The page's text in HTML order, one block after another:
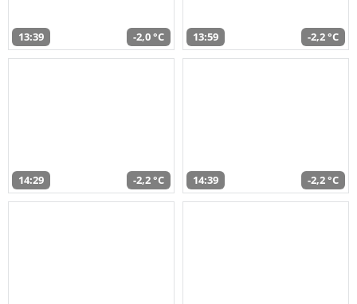
13:39 -2,0 °C 13:59 -2,2 °C
14:29 -2,2 °C 14:39 -2,2 °C